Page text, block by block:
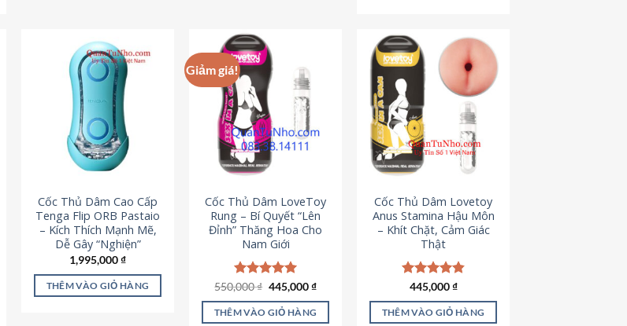
Cốc Thủ Dâm Cao Cấp
Tenga Flip ORB Pastaio
– Kích Thích Mạnh Mẽ,
Dễ Gây “Nghiện”
1,995,000₫
THÊM VÀO GIỎ HÀNG
Giảm giá!
Cốc Thủ Dâm LoveToy
Rung – Bí Quyết “Lên
Đỉnh” Thăng Hoa Cho
Nam Giới
Được xếp
hạng5.00
5 sao
550,000₫ Giá
là:
550,000 ₫.
445,000₫Giá
tại
là:
THÊM VÀO GIỎ HÀNG
Cốc Thủ Dâm Lovetoy
Anus Stamina Hậu Môn
– Khít Chặt, Cảm Giác
Thật
Được xếp
hạng4.84
5 sao
445,000₫
THÊM VÀO GIỎ HÀNG